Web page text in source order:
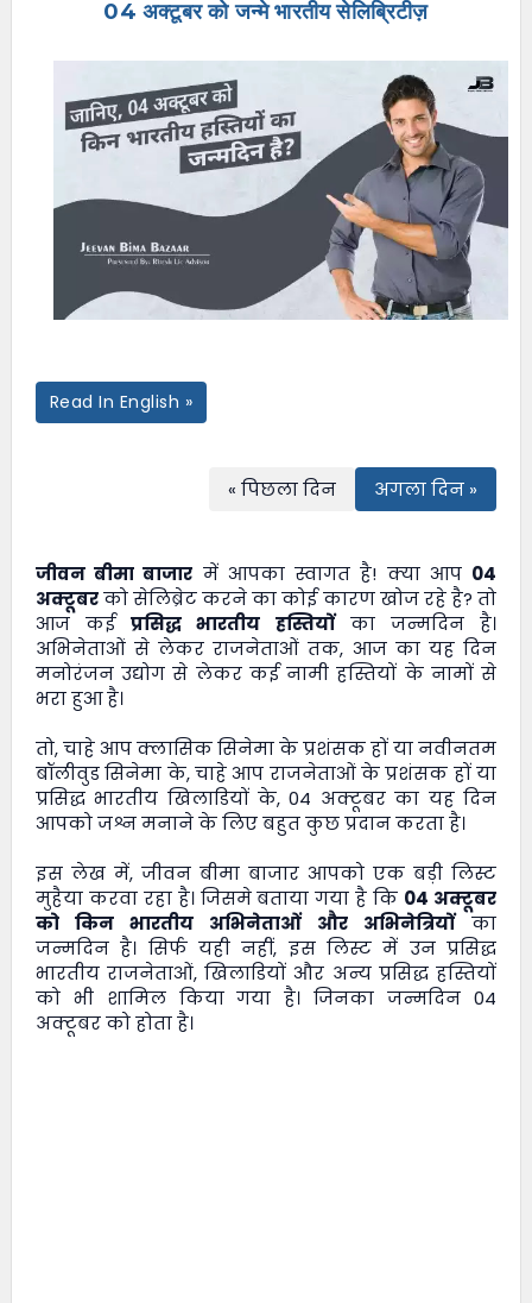
04 अक्टूबर को जन्मे भारतीय सेलिब्रिटीज़
Read In English »
« पिछला दिन अगला दिन »
जीवन बीमा बाजार में आपका स्वागत है! क्या आप 04
अक्टूबरको सेलिब्रेट करने का कोई कारण खोज रहे है? तो
आज कईप्रसिद्ध भारतीय हस्तियोंका जन्मदिन है।
अभिनेताओं से लेकर राजनेताओं तक, आज का यह दिन
मनोरंजन उद्योग से लेकर कई नामी हस्तियों के नामों से
भरा हुआ है।
तो, चाहे आप क्लासिक सिनेमा के प्रशंसक हों या नवीनतम
बॉलीवुड सिनेमा के, चाहे आप राजनेताओं के प्रशंसक हों या
प्रसिद्ध भारतीय खिलाडियों के, 04 अक्टूबर का यह दिन
आपको जश्न मनाने के लिए बहुत कुछ प्रदान करता है।
इस लेख में, जीवन बीमा बाजार आपको एक बड़ी लिस्ट
मुहैया करवा रहा है। जिसमे बताया गया है कि 04 अक्टूबर
को किन भारतीय अभिनेताओं और अभिनेत्रियोंका
जन्मदिन है। सिर्फ यही नहीं, इस लिस्ट में उन प्रसिद्ध
भारतीय राजनेताओं, खिलाडियों और अन्य प्रसिद्ध हस्तियों
को भी शामिल किया गया है। जिनका जन्मदिन 04
अक्टूबर को होता है।